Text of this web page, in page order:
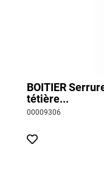
BOITIER
tétière...
00009306